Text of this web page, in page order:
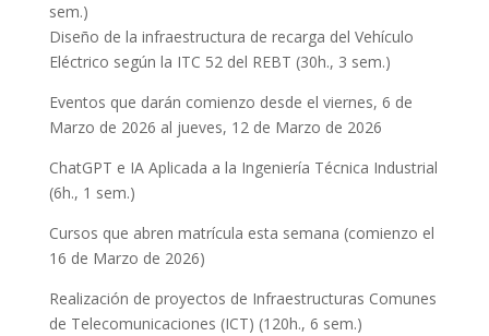
sem.)
Diseño de la infraestructura de recarga del Vehículo
Eléctrico según la ITC 52 del REBT (30h., 3 sem.)
Eventos que darán comienzo desde el viernes, 6 de
Marzo de 2026 al jueves, 12 de Marzo de 2026
ChatGPT e IA Aplicada a la Ingeniería Técnica Industrial
(6h., 1 sem.)
Cursos que abren matrícula esta semana (comienzo el
16 de Marzo de 2026)
Realización de proyectos de Infraestructuras Comunes
de Telecomunicaciones (ICT) (120h., 6 sem.)